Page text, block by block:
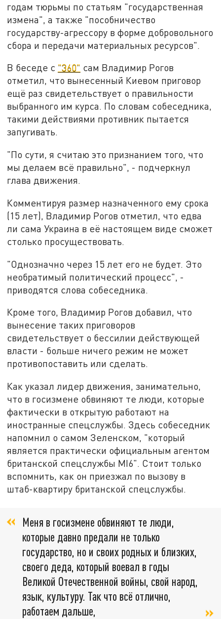
годам тюрьмы по статьям "государственная
измена", а также "пособничество
государству-агрессору в форме добровольного
сбора и передачи материальных ресурсов".
В беседе с "360" сам Владимир Рогов
отметил, что вынесенный Киевом приговор
ещё раз свидетельствует о правильности
выбранного им курса. По словам собеседника,
такими действиями противник пытается
запугивать.
"По сути, я считаю это признанием того, что
мы делаем всё правильно", - подчеркнул
глава движения.
Комментируя размер назначенного ему срока
(15 лет), Владимир Рогов отметил, что едва
ли сама Украина в её настоящем виде сможет
столько просуществовать.
"Однозначно через 15 лет его не будет. Это
необратимый политический процесс", -
приводятся слова собеседника.
Кроме того, Владимир Рогов добавил, что
вынесение таких приговоров
свидетельствует о бессилии действующей
власти - больше ничего режим не может
противопоставить или сделать.
Как указал лидер движения, занимательно,
что в госизмене обвиняют те люди, которые
фактически в открытую работают на
иностранные спецслужбы. Здесь собеседник
напомнил о самом Зеленском, "который
является практически официальным агентом
британской спецслужбы МI6". Стоит только
вспомнить, как он приезжал по вызову в
штаб-квартиру британской спецслужбы.
Меня в госизмене обвиняют те люди,
которые давно предали не только
государство, но и своих родных и близких,
своего деда, который воевал в годы
Великой Отечественной войны, свой народ,
язык, культуру. Так что всё отлично,
работаем дальше,